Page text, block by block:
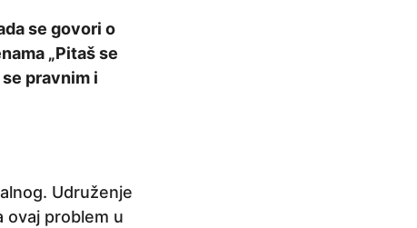
se govori o
„Pitaš se
pravnim i
Udruženje
ovaj problem u